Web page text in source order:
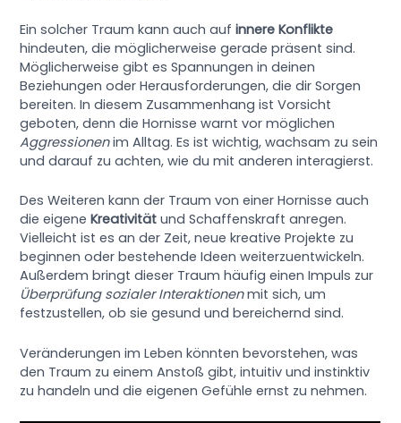
Ein solcher Traum kann auch aufinnere Konflikte
hindeuten, die möglicherweise gerade präsent sind.
Möglicherweise gibt es Spannungen in deinen
Beziehungen oder Herausforderungen, die dir Sorgen
bereiten. In diesem Zusammenhang ist Vorsicht
geboten, denn die Hornisse warnt vor möglichen
Aggressionenim Alltag. Es ist wichtig, wachsam zu sein
und darauf zu achten, wie du mit anderen interagierst.
Des Weiteren kann der Traum von einer Hornisse auch
die eigeneKreativität und Schaffenskraft anregen.
Vielleicht ist es an der Zeit, neue kreative Projekte zu
beginnen oder bestehende Ideen weiterzuentwickeln.
Außerdem bringt dieser Traum häufig einen Impuls zur
Überprüfung sozialer Interaktionenmit sich, um
festzustellen, ob sie gesund und bereichernd sind.
Veränderungen im Leben könnten bevorstehen, was
den Traum zu einem Anstoß gibt, intuitiv und instinktiv
zu handeln und die eigenen Gefühle ernst zu nehmen.